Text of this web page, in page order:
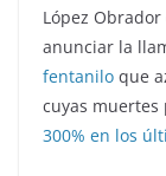
López
anunciar la
fentanilo que
cuyas muertes
300% en los